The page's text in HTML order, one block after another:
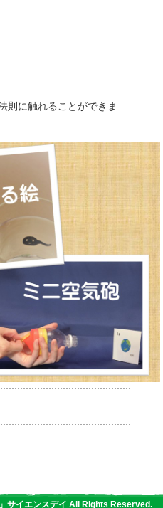
に触れることができま
サイエンスデイ All Rights Reserved.